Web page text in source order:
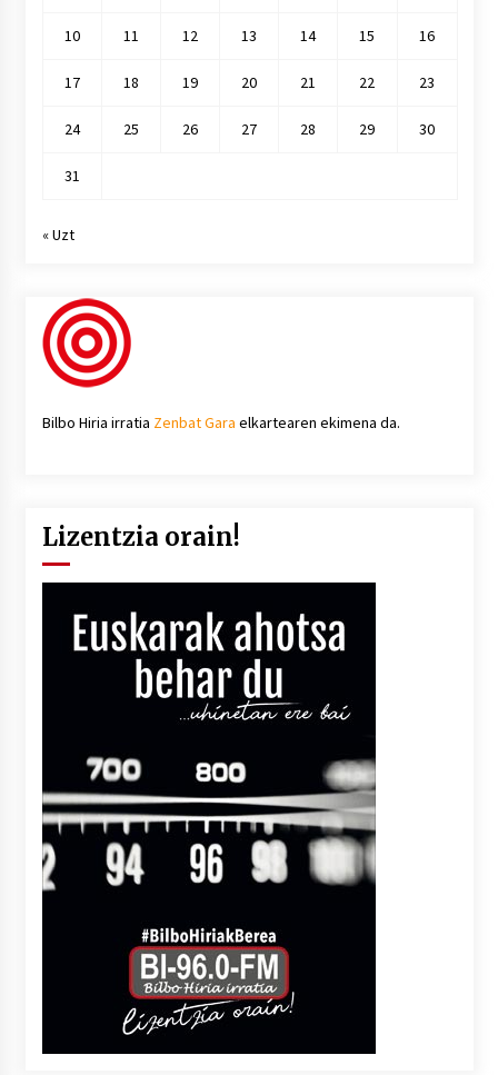
10 11 12 13 14 15 16
17 18 19 20 21 22 23
24 25 26 27 28 29 30
31
« Uzt
Bilbo Hiria irratia Zenbat Gara elkartearen ekimena da.
Lizentzia orain!